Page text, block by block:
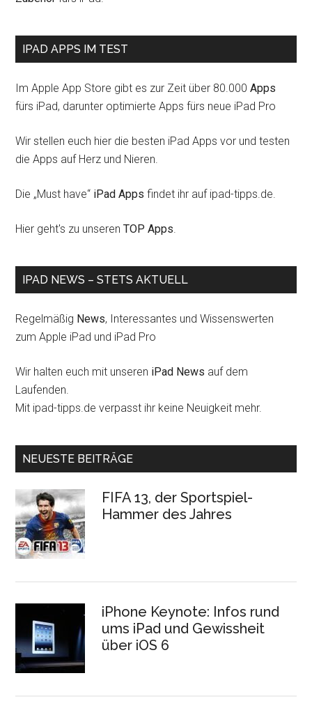
IPAD APPS IM TEST
Im Apple App Store gibt es zur Zeit über 80.000Apps
fürs iPad, darunter optimierte Apps fürs neue iPad Pro
Wir stellen euch hier die besten iPad Apps vor und testen
die Apps auf Herz und Nieren.
Die „Must have“ iPad Apps findet ihr auf ipad-tipps.de.
Hier geht's zu unserenTOP Apps.
IPAD NEWS – STETS AKTUELL
Regelmäßig News, Interessantes und Wissenswerten
zum Apple iPad und iPad Pro
Wir halten euch mit unseren iPad News auf dem
Laufenden.
Mit ipad-tipps.de verpasst ihr keine Neuigkeit mehr.
NEUESTE BEITRÄGE
FIFA 13, der Sportspiel-
Hammer des Jahres
iPhone Keynote: Infos rund
ums iPad und Gewissheit
über iOS 6